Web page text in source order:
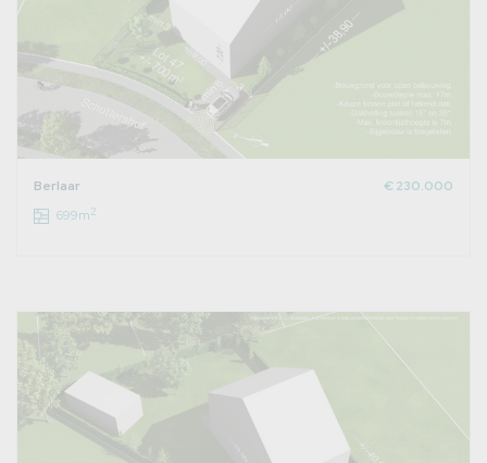
Berlaar
€ 230.000
699m2